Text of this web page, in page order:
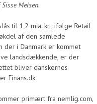
Sisse Melsen.
til 1,2 mia. kr., ifølge Retail
af den samlede
i Danmark er kommet
landsdækkende, er der
bliver danskernes
Finans.dk.
primært fra nemlig.com,